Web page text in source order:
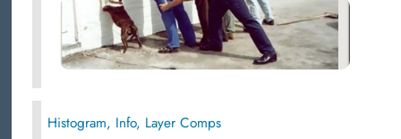
Histogram, Info, Layer Comps